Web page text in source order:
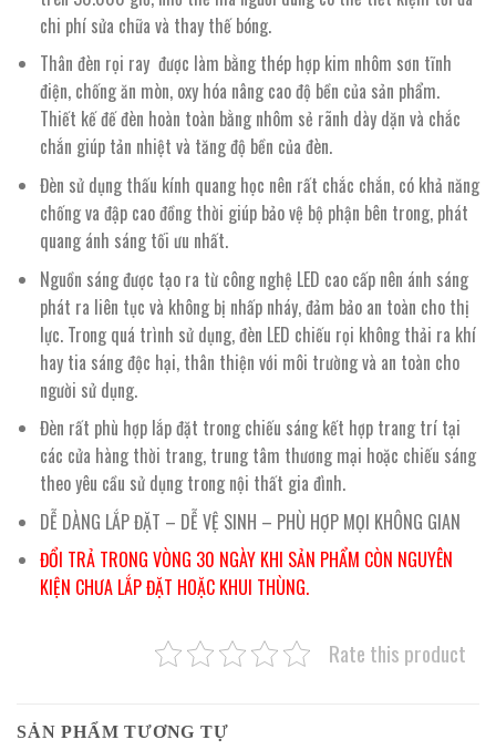
chi phí sửa chữa và thay thế bóng.
Thân đèn rọi ray được làm bằng thép hợp kim nhôm sơn tĩnh
điện, chống ăn mòn, oxy hóa nâng cao độ bền của sản phẩm.
Thiết kế đế đèn hoàn toàn bằng nhôm sẻ rãnh dày dặn và chắc
chắn giúp tản nhiệt và tăng độ bền của đèn.
Đèn sử dụng thấu kính quang học nên rất chắc chắn, có khả năng
chống va đập cao đồng thời giúp bảo vệ bộ phận bên trong, phát
quang ánh sáng tối ưu nhất.
Nguồn sáng được tạo ra từ công nghệ LED cao cấp nên ánh sáng
phát ra liên tục và không bị nhấp nháy, đảm bảo an toàn cho thị
lực. Trong quá trình sử dụng, đèn LED chiếu rọi không thải ra khí
hay tia sáng độc hại, thân thiện với môi trường và an toàn cho
người sử dụng.
Đèn rất phù hợp lắp đặt trong chiếu sáng kết hợp trang trí tại
các cửa hàng thời trang, trung tâm thương mại hoặc chiếu sáng
theo yêu cầu sử dụng trong nội thất gia đình.
DỄ DÀNG LẮP ĐẶT – DỄ VỆ SINH – PHÙ HỢP MỌI KHÔNG GIAN
ĐỔI TRẢ TRONG VÒNG 30 NGÀY KHI SẢN PHẨM CÒN NGUYÊN
KIỆN CHƯA LẮP ĐẶT HOẶC KHUI THÙNG.
Rate this product
SẢN PHẨM TƯƠNG TỰ